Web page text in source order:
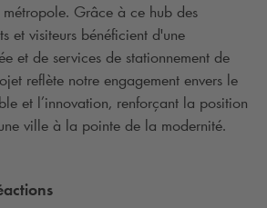
Grâce à ce hub des
et visiteurs bénéficient d'une
et de services de stationnement de
reflète notre engagement envers le
et l’innovation, renforçant la position
ville à la pointe de la modernité.